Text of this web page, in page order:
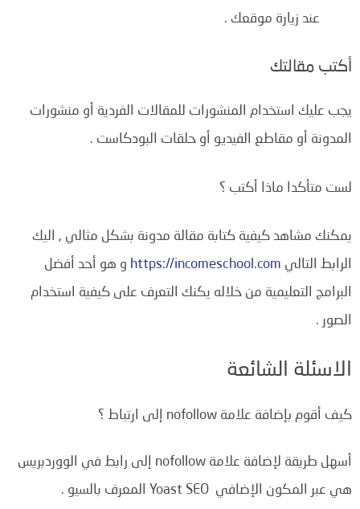
عند زيارة موقعك .
أكتب مقالتك
يجب عليك استخدام المنشورات للمقالات الفردية أو منشورات
المدونة أو مقاطع الفيديو أو حلقات البودكاست .
لست متأكدا ماذا أكتب ؟
يمكنك مشاهد كيفية كتابة مقالة مدونة بشكل مثالي , اليك
الرابط التالي https://incomeschool.com و هو أحد أفضل
البرامج التعليمية من خلاله يكنك التعرف على كيفية استخدام
الصور .
الاسئلة الشائعة
كيف أقوم بإضافة علامة nofollow إلى ارتباط ؟
أسهل طريقة لإضافة علامة nofollow إلى رابط في الووردبريس
هي عبر المكون الإضافي Yoast SEO المعرف بالسيو .